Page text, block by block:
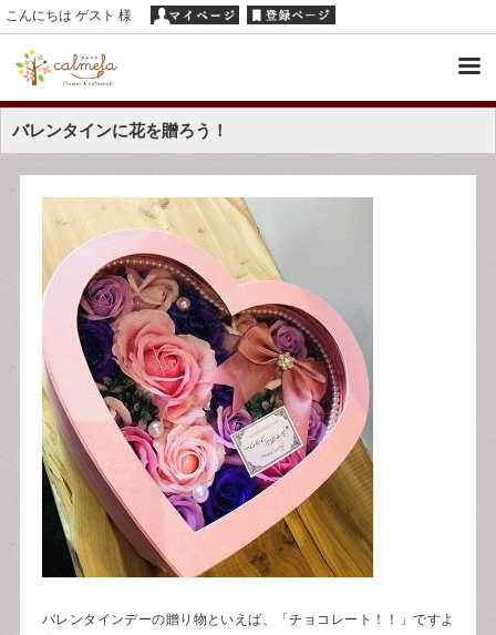
こんにちは ゲスト 様
バレンタインに花を贈ろう！
バレンタインデーの贈り物といえば、「チョコレート！！」ですよ